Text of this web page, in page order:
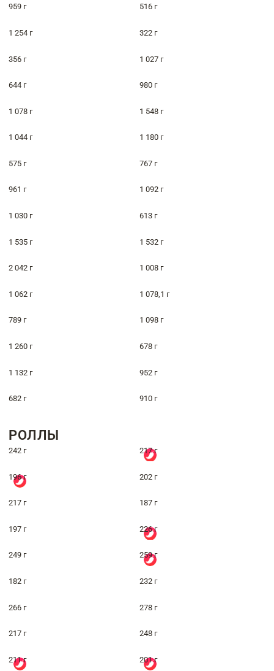
959 г 516 г
1 254 г 322 г
356 г 1 027 г
644 г 980 г
1 078 г 1 548 г
1 044 г 1 180 г
575 г 767 г
961 г 1 092 г
1 030 г 613 г
1 535 г 1 532 г
2 042 г 1 008 г
1 062 г 1 078,1 г
789 г 1 098 г
1 260 г 678 г
1 132 г 952 г
682 г 910 г
РОЛЛЫ
242 г 217 г
196 г 202 г
217 г 187 г
197 г 226 г
249 г 259 г
182 г 232 г
266 г 278 г
217 г 248 г
211 г 201 г